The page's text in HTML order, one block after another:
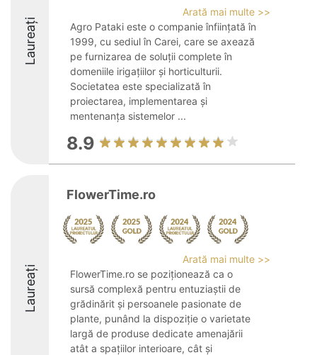
Laureați
Arată mai multe >>
Agro Pataki este o companie înființată în
1999, cu sediul în Carei, care se axează
pe furnizarea de soluții complete în
domeniile irigațiilor și horticulturii.
Societatea este specializată în
proiectarea, implementarea și
mentenanța sistemelor ...
8.9
Laureați
FlowerTime.ro
Arată mai multe >>
FlowerTime.ro se poziționează ca o
sursă complexă pentru entuziaștii de
grădinărit și persoanele pasionate de
plante, punând la dispoziție o varietate
largă de produse dedicate amenajării
atât a spațiilor interioare, cât și